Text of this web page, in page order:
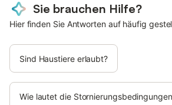
Sie brauchen Hilfe?
Hier finden Sie Antworten auf häufig
Sind Haustiere erlaubt?
Wie lautet die